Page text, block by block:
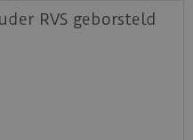
RVS geborsteld